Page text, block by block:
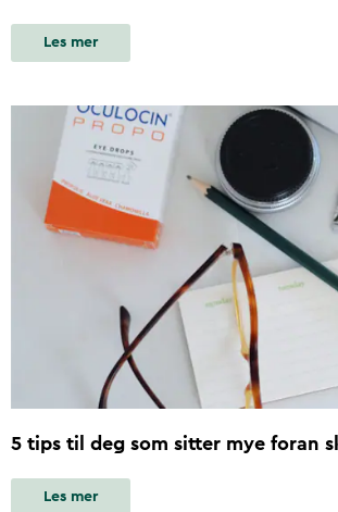
Les mer
5 tips til deg som sitter mye foran
Les mer